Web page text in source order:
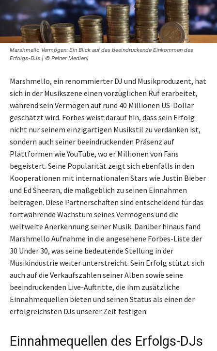
Marshmello Vermögen: Ein Blick auf das beeindruckende Einkommen des
Erfolgs-DJs | © Peiner Medien)
Marshmello, ein renommierter DJ und Musikproduzent, hat
sich in der Musikszene einen vorzüglichen Ruf erarbeitet,
während sein Vermögen auf rund 40 Millionen US-Dollar
geschätzt wird. Forbes weist darauf hin, dass sein Erfolg
nicht nur seinem einzigartigen Musikstil zu verdanken ist,
sondern auch seiner beeindruckenden Präsenz auf
Plattformen wie YouTube, wo er Millionen von Fans
begeistert. Seine Popularität zeigt sich ebenfalls in den
Kooperationen mit internationalen Stars wie Justin Bieber
und Ed Sheeran, die maßgeblich zu seinen Einnahmen
beitragen. Diese Partnerschaften sind entscheidend für das
fortwährende Wachstum seines Vermögens und die
weltweite Anerkennung seiner Musik. Darüber hinaus fand
Marshmello Aufnahme in die angesehene Forbes-Liste der
30 Under 30, was seine bedeutende Stellung in der
Musikindustrie weiter unterstreicht. Sein Erfolg stützt sich
auch auf die Verkaufszahlen seiner Alben sowie seine
beeindruckenden Live-Auftritte, die ihm zusätzliche
Einnahmequellen bieten und seinen Status als einen der
erfolgreichsten DJs unserer Zeit festigen.
Einnahmequellen des Erfolgs-DJs